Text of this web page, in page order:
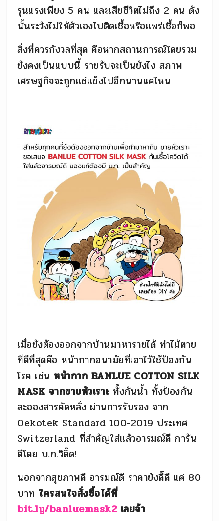
รุนแรงเพียง 5 คน และเสียชีวิตไม่ถึง 2 คน ดัง
นั้นระวังไม่ให้ตัวเองไปติดเชื้อหรือแพร่เชื้อก็พอ
สิ่งที่ควรกังวลที่สุด คือหากสถานการณ์โดยรวม
ยังคงเป็นแบบนี้ รายรับจะเป็นยังไง สภาพ
เศรษฐกิจจะถูกแช่แข็งไปอีกนานแค่ไหน
เมื่อยังต้องออกจากบ้านมาหารายได้ ท่าไม้ตาย
ที่ดีที่สุดคือ หน้ากากอนามัยที่เอาไว้ใช้ป้องกัน
โรค เช่น หน้ากาก BANLUE COTTON SILK
MASK จากขายหัวเราะทั้งกันน้ำ ทั้งป้องกัน
ละอองสารคัดหลั่ง ผ่านการรับรอง จาก
Oekotek Standard 100-2019 ประเทศ
Switzerland ที่สำคัญใส่แล้วอารมณ์ดี การัน
ตีโดย บ.ก.วิติ๊ด!
นอกจากสุขภาพดี อารมณ์ดี ราคายังดี๊ดี แค่ 80
บาท ใครสนใจสั่งซื้อได้ที่
bit.ly/banluemask2เลยจ้า